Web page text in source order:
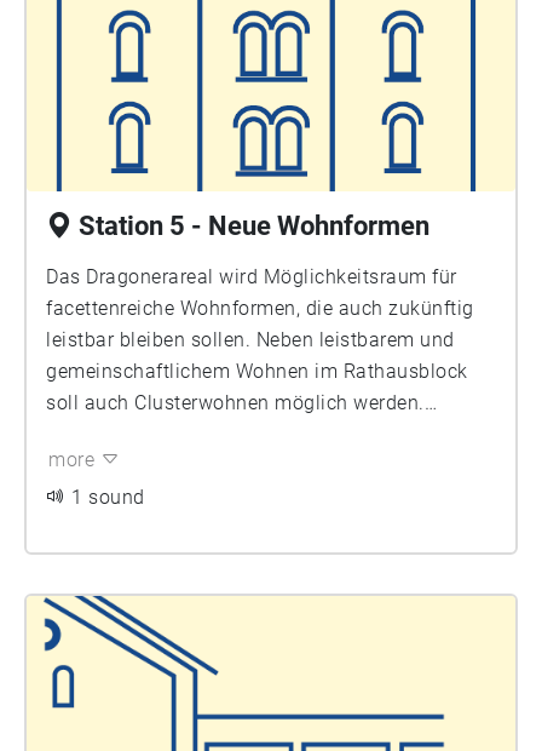
Station 5 - Neue Wohnformen
Das Dragonerareal wird Möglichkeitsraum für
facettenreiche Wohnformen, die auch zukünftig
leistbar bleiben sollen. Neben leistbarem und
gemeinschaftlichem Wohnen im Rathausblock
soll auch Clusterwohnen möglich werden.
Wohnungsbaugesellschaft Berlin-Mitte (WBM)
berichtet von Zielen, Trends und
im Rathausblock.
more
1 sound